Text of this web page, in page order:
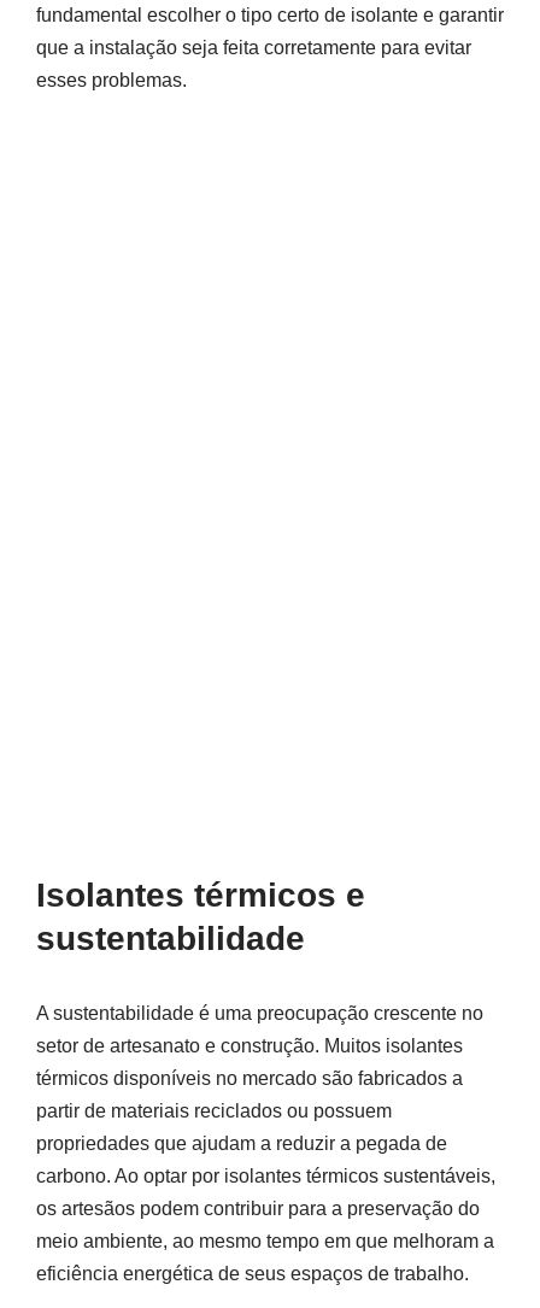
fundamental escolher o tipo certo de isolante e garantir
que a instalação seja feita corretamente para evitar
esses problemas.
Isolantes térmicos e
sustentabilidade
A sustentabilidade é uma preocupação crescente no
setor de artesanato e construção. Muitos isolantes
térmicos disponíveis no mercado são fabricados a
partir de materiais reciclados ou possuem
propriedades que ajudam a reduzir a pegada de
carbono. Ao optar por isolantes térmicos sustentáveis,
os artesãos podem contribuir para a preservação do
meio ambiente, ao mesmo tempo em que melhoram a
eficiência energética de seus espaços de trabalho.